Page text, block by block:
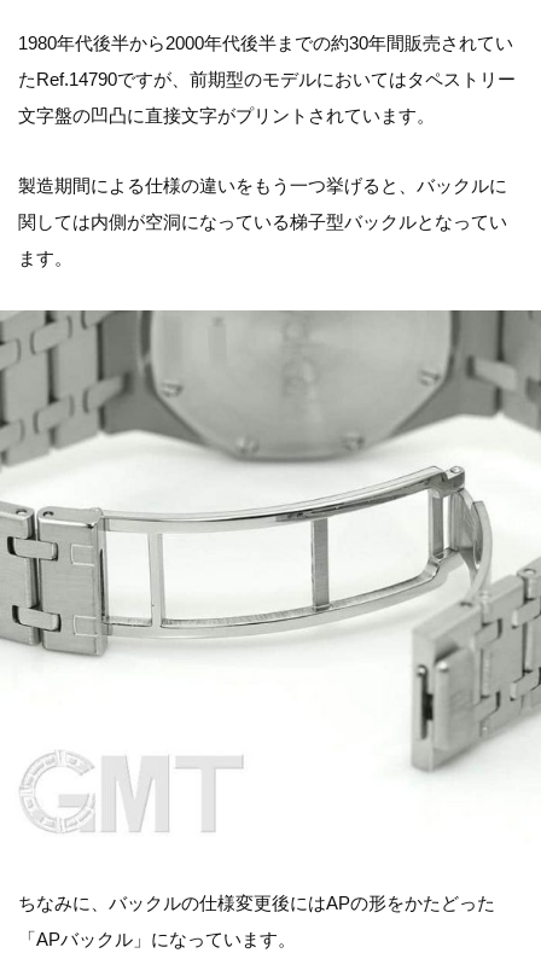
1980年代後半から2000年代後半までの約30年間販売されてい
たRef.14790ですが、前期型のモデルにおいてはタペストリー
文字盤の凹凸に直接文字がプリントされています。
製造期間による仕様の違いをもう一つ挙げると、バックルに
関しては内側が空洞になっている梯子型バックルとなってい
ます。
ちなみに、バックルの仕様変更後にはAPの形をかたどった
「APバックル」になっています。